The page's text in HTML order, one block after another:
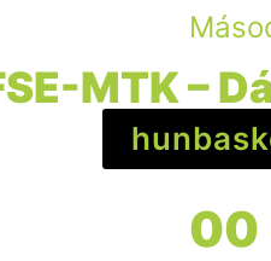
MTK –
00